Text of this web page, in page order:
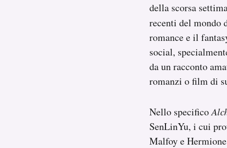
della scorsa
recenti del mondo
romance e il
social,
da un racconto
romanzi o film di
Nello specifico
SenLinYu, i cui
Malfoy e